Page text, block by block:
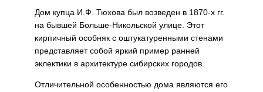
Дом купца И.Ф. Тюхова был возведен в 1870-х гг.
на бывшей Больше-Никольской улице. Этот
кирпичный особняк с оштукатуренными стенами
представляет собой яркий пример ранней
эклектики в архитектуре сибирских городов.
Отличительной особенностью дома являются его